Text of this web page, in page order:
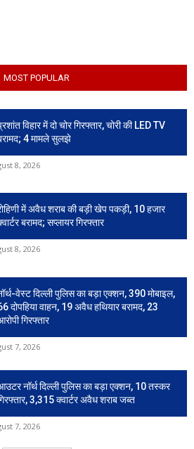
MOST POPULAR
विहार में दो चोर गिरफ्तार, चोरी की LED TV
4 मामले सुलझे
8, 2026
में अवैध शराब की बड़ी खेप पकड़ी, 10 हजार
बरामद; सप्लायर गिरफ्तार
8, 2026
वेस्ट दिल्ली पुलिस का बड़ा एक्शन, 390 मोबाइल,
दोपहिया वाहन, 19 अवैध हथियार बरामद, 23
गिरफ्तार
7, 2026
नॉर्थ दिल्ली पुलिस का बड़ा एक्शन, 10 तस्कर
3,315 क्वार्टर अवैध शराब जब्त
7, 2026